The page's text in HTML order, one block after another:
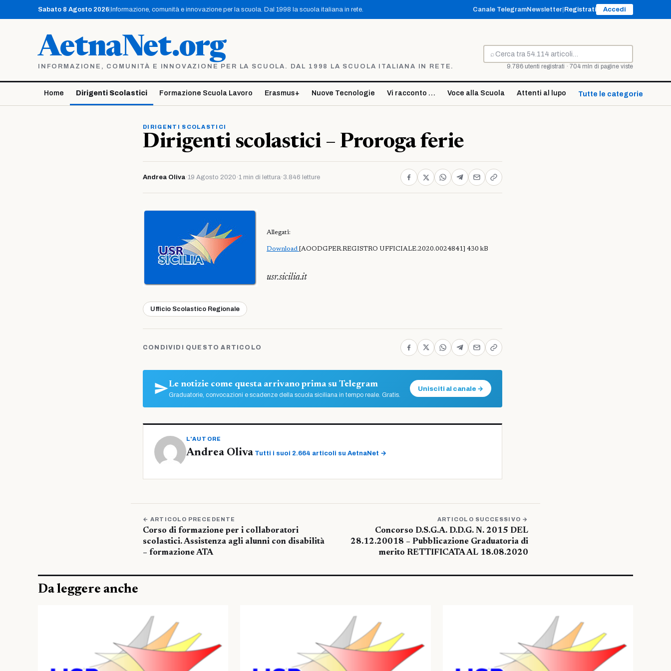
contenuto
Sabato 8 Agosto 2026 Informazione, comunità e innovazione per la scuola. Dal 1998 la scuola italiana in rete. Canale TelegramNewsletter Registrati Accedi
AetnaNet.org
INFORMAZIONE, COMUNITÀ E INNOVAZIONE PER LA SCUOLA. DAL 1998 LA SCUOLA ITALIANA IN RETE.
⌕
Cerca
9.786 utenti registrati · 704 mln di pagine viste
Home Dirigenti Scolastici Formazione Scuola Lavoro Erasmus+ Nuove Tecnologie Vi racconto … Voce alla Scuola Attenti al lupo Tutte le categorie ↓
DIRIGENTI SCOLASTICI
Dirigenti scolastici – Proroga ferie
Andrea Oliva·19 Agosto 2020 ·1 min di lettura· 3.846 letture
Allegati:
Download [AOODGPER.REGISTRO UFFICIALE.2020.0024841] 430 kB
usr.sicilia.it
Ufficio Scolastico Regionale
CONDIVIDI QUESTO ARTICOLO
Le notizie come questa arrivano prima su Telegram
Graduatorie, convocazioni e scadenze della scuola siciliana in tempo reale. Gratis.
Unisciti al canale →
L'AUTORE
Andrea Oliva Tutti i suoi 2.664 articoli su AetnaNet →
← ARTICOLO PRECEDENTE
Corso di formazione per i collaboratori
scolastici. Assistenza agli alunni con disabilità
– formazione ATA
ARTICOLO SUCCESSIVO →
Concorso D.S.G.A. D.D.G. N. 2015 DEL
28.12.20018 – Pubblicazione Graduatoria di
merito RETTIFICATA AL 18.08.2020
Da leggere anche